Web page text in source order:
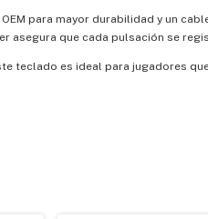
para mayor durabilidad y un
asegura que cada pulsación se
teclado es ideal para jugadores